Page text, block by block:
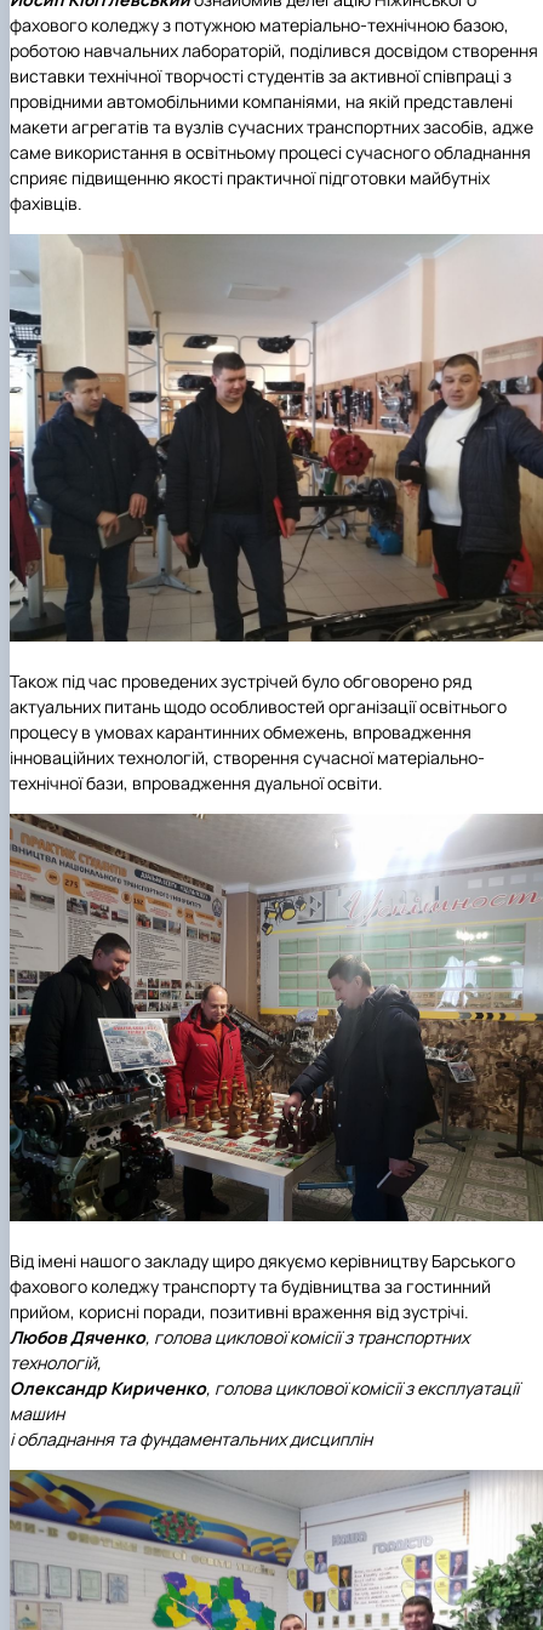
фахового коледжу з потужною матеріально-технічною базою,
роботою навчальних лабораторій, поділився досвідом створення
виставки технічної творчості студентів за активної співпраці з
провідними автомобільними компаніями, на якій представлені
макети агрегатів та вузлів сучасних транспортних засобів, адже
саме використання в освітньому процесі сучасного обладнання
сприяє підвищенню якості практичної підготовки майбутніх
фахівців.
Також під час проведених зустрічей було обговорено ряд
актуальних питань щодо особливостей організації освітнього
процесу в умовах карантинних обмежень, впровадження
інноваційних технологій, створення сучасної матеріально-
технічної бази, впровадження дуальної освіти.
Від імені нашого закладу щиро дякуємо керівництву Барського
фахового коледжу транспорту та будівництва за гостинний
прийом, корисні поради, позитивні враження від зустрічі.
Любов Дяченко, голова циклової комісії з транспортних
технологій,
Олександр Кириченко, голова циклової комісії з експлуатації
машин
і обладнання та фундаментальних дисциплін